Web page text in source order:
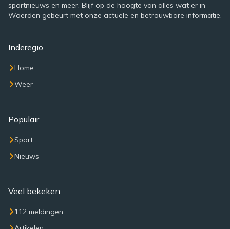
sportnieuws en meer. Blijf op de hoogte van alles wat er in
Woerden gebeurt met onze actuele en betrouwbare informatie.
Inderegio
Home
Weer
Populair
Sport
Nieuws
Veel bekeken
112 meldingen